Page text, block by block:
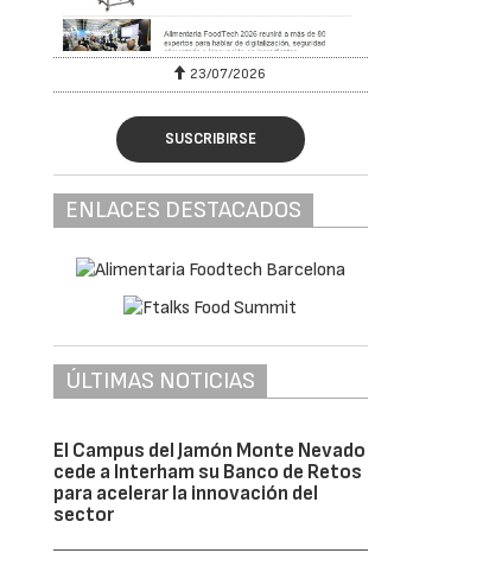
23/07/2026
SUSCRIBIRSE
ENLACES DESTACADOS
ÚLTIMAS NOTICIAS
El Campus del Jamón Monte Nevado
cede a Interham su Banco de Retos
para acelerar la innovación del
sector